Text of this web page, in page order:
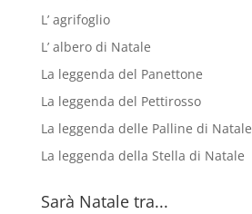
L’ agrifoglio
L’ albero di Natale
La leggenda del Panettone
La leggenda del Pettirosso
La leggenda delle Palline di Natale
La leggenda della Stella di Natale
Sarà Natale tra...